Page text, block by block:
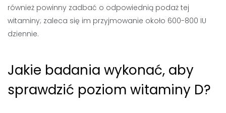
również powinny zadbać o odpowiednią podaż tej
witaminy; zaleca się im przyjmowanie około 600-800 IU
dziennie.
Jakie badania wykonać, aby
sprawdzić poziom witaminy D?